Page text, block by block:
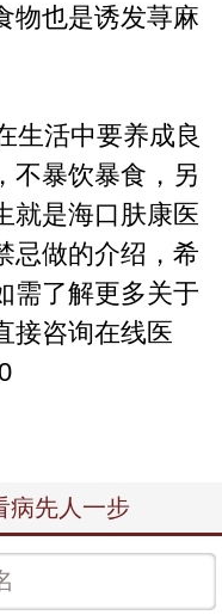
物也是诱发荨麻
生活中要养成良
不暴饮暴食，另
就是海口肤康医
忌做的介绍，希
需了解更多关于
接咨询在线医
先人一步